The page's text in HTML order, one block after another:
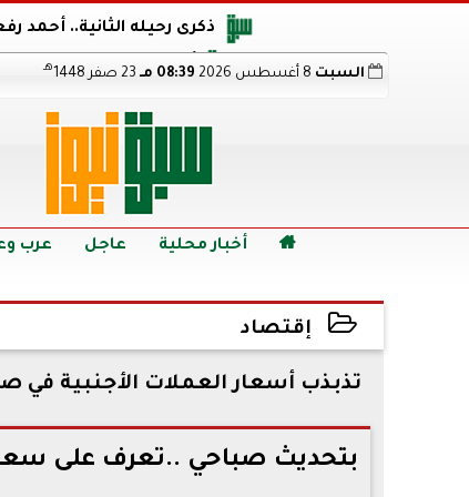
ذكرى رحيله الثانية.. أحمد
أجويرو يحذر الأرجنتين
رابط نتيجة الدبلومات الفنية 2026 برقم الجلوس.. اعرف خطوات الاستعلام فور اعتمادها
السبت 08:39 مـ هـ
 أخبار محلية عاجل عرب
إقتصاد
2022-07-14 11:26:37
تذبذب أسعار العملات الأجنبية في
بتحديث صباحي ..تعرف على سعر